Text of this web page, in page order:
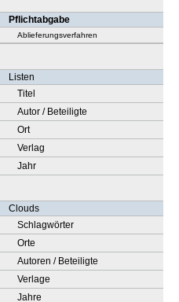
Pflichtabgabe
Ablieferungsverfahren
Listen
Titel
Autor / Beteiligte
Ort
Verlag
Jahr
Clouds
Schlagwörter
Orte
Autoren / Beteiligte
Verlage
Jahre